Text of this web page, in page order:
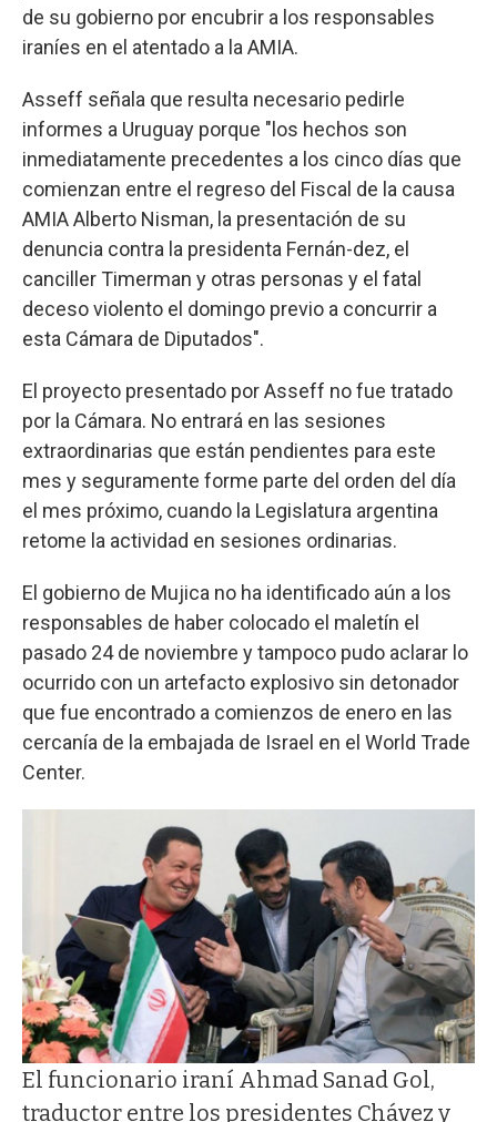
de su gobierno por encubrir a los responsables
iraníes en el atentado a la AMIA.
Asseff señala que resulta necesario pedirle
informes a Uruguay porque "los hechos son
inmediatamente precedentes a los cinco días que
comienzan entre el regreso del Fiscal de la causa
AMIA Alberto Nisman, la presentación de su
denuncia contra la presidenta Fernán-dez, el
canciller Timerman y otras personas y el fatal
deceso violento el domingo previo a concurrir a
esta Cámara de Diputados".
El proyecto presentado por Asseff no fue tratado
por la Cámara. No entrará en las sesiones
extraordinarias que están pendientes para este
mes y seguramente forme parte del orden del día
el mes próximo, cuando la Legislatura argentina
retome la actividad en sesiones ordinarias.
El gobierno de Mujica no ha identificado aún a los
responsables de haber colocado el maletín el
pasado 24 de noviembre y tampoco pudo aclarar lo
ocurrido con un artefacto explosivo sin detonador
que fue encontrado a comienzos de enero en las
cercanía de la embajada de Israel en el World Trade
Center.
El funcionario iraní Ahmad Sanad Gol,
traductor entre los presidentes Chávez y